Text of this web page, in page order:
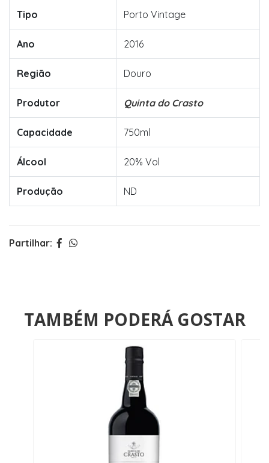
Tipo Porto Vintage
Ano 2016
Região Douro
Produtor Quinta do Crasto
Capacidade 750ml
Álcool 20% Vol
Produção ND
Partilhar:
TAMBÉM PODERÁ GOSTAR